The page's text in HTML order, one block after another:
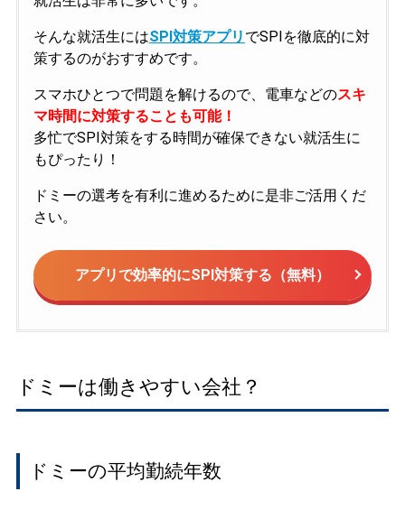
そんな就活生にはSPI対策アプリ でSPIを徹底的に対
策するのがおすすめです。
スマホひとつで問題を解けるので、電車などのスキ
マ時間に対策することも可能！
多忙でSPI対策をする時間が確保できない就活生に
もぴったり！
ドミーの選考を有利に進めるために是非ご活用くだ
さい。
アプリで効率的にSPI対策する（無料）
ドミーは働きやすい会社？
ドミーの平均勤続年数